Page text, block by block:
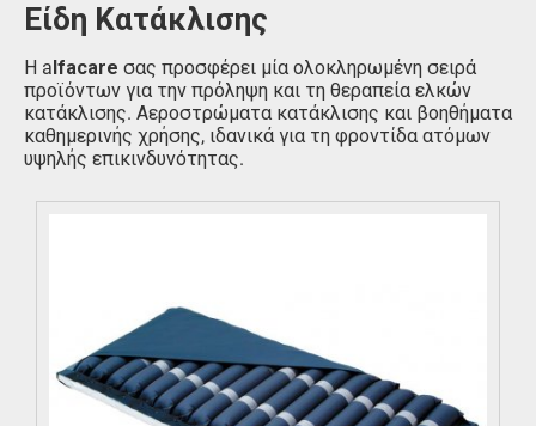
Είδη Κατάκλισης
Η alfacare σας προσφέρει μία ολοκληρωμένη σειρά
προϊόντων για την πρόληψη και τη θεραπεία ελκών
κατάκλισης. Αεροστρώματα κατάκλισης και βοηθήματα
καθημερινής χρήσης, ιδανικά για τη φροντίδα ατόμων
υψηλής επικινδυνότητας.